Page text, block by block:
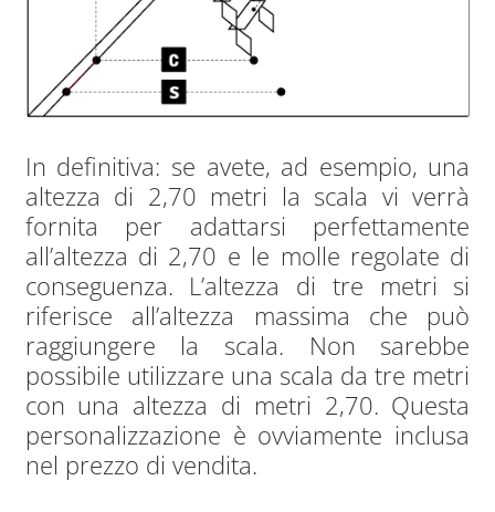
In definitiva: se avete, ad esempio, una
altezza di 2,70 metri la scala vi verrà
fornita per adattarsi perfettamente
all’altezza di 2,70 e le molle regolate di
conseguenza. L’altezza di tre metri si
riferisce all’altezza massima che può
raggiungere la scala. Non sarebbe
possibile utilizzare una scala da tre metri
con una altezza di metri 2,70. Questa
personalizzazione è ovviamente inclusa
nel prezzo di vendita.